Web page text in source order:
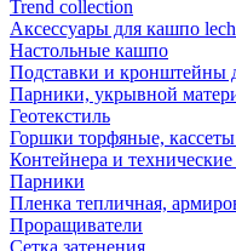
Trend collection
Аксессуары для кашпо
Настольные кашпо
Подставки и кронштейны
Парники, укрывной
Геотекстиль
Горшки торфяные,
Контейнера и
Парники
Пленка тепличная,
Проращиватели
Сетка затенения